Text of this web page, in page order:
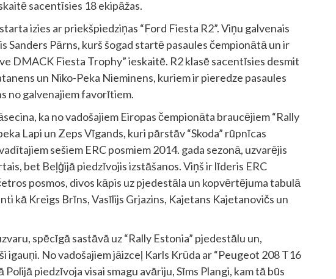
sacentīsies 18 ekipāžas.
izies ar priekšpiedziņas “Ford Fiesta R2”. Viņu galvenais
Sanders Pārns, kurš šogad startē pasaules čempionātā un ir
DMACK Fiesta Trophy” ieskaitē. R2 klasē sacentīsies desmit
un Niko-Peka Nieminens, kuriem ir pieredze pasaules
no galvenajiem favorītiem.
ka no vadošajiem Eiropas čempionāta braucējiem “Rally
Lapi un Zeps Vīgands, kuri pārstāv “Skoda” rūpnīcas
sešiem ERC posmiem 2014. gada sezonā, uzvarējis
bet Beļģijā piedzīvojis izstāšanos. Viņš ir līderis ERC
posmos, divos kāpis uz pjedestāla un kopvērtējuma tabulā
kā Kreigs Brīns, Vasīlijs Grjazins, Kajetans Kajetanovičs un
spēcīgā sastāvā uz “Rally Estonia” pjedestālu un,
igauņi. No vadošajiem jāizceļ Karls Krūda ar “Peugeot 208 T16
Polijā piedzīvoja visai smagu avāriju, Sīms Plangi, kam tā būs